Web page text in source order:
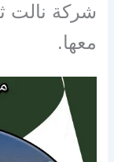
شركة نالت
معها.